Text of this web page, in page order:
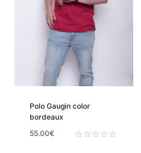
Polo Gaugin color
bordeaux
55.00€